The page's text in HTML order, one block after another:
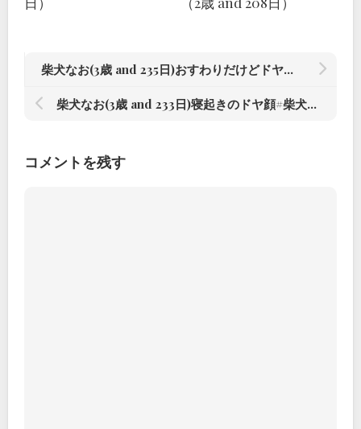
柴犬なお(3歳 and 235日)おすわりだけどドヤ顔#柴犬#柴犬のいる暮らし #赤根川辰巳荘出身
柴犬なお(3歳 and 233日)寝起きのドヤ顔#柴犬#柴犬のいる暮らし #赤根川辰巳荘出身
コメントを残す